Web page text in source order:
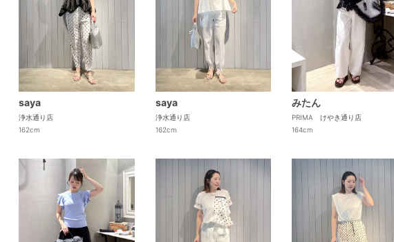
saya
浄水通り店
162cm
saya
浄水通り店
162cm
みたん
PRIMA けやき通り店
164cm